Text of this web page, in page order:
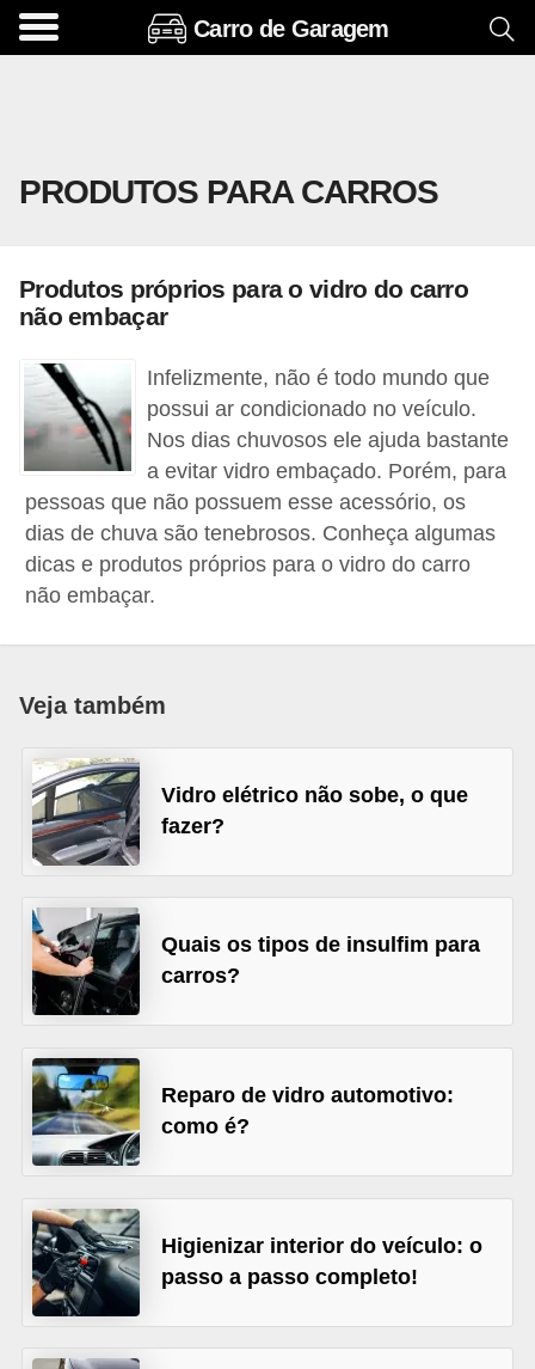
Carro de Garagem
PRODUTOS PARA CARROS
Produtos próprios para o vidro do carro
não embaçar
Infelizmente, não é todo mundo que
possui ar condicionado no veículo.
Nos dias chuvosos ele ajuda bastante
a evitar vidro embaçado. Porém, para
pessoas que não possuem esse acessório, os
dias de chuva são tenebrosos. Conheça algumas
dicas e produtos próprios para o vidro do carro
não embaçar.
Veja também
Vidro elétrico não sobe, o que
fazer?
Quais os tipos de insulfim para
carros?
Reparo de vidro automotivo:
como é?
Higienizar interior do veículo: o
passo a passo completo!
A
s
i
s
e
o
c
i
o
i
A
u
t
m
ó
v
i
s
e
v
e
í
c
u
l